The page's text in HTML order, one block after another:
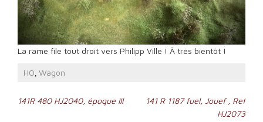
La rame file tout droit vers Philipp Ville ! À très bientôt !
HO Wagon
Navigation
141R 480 HJ2040, époque III
141 R 1187 fuel, Jouef , Ref
HJ2073